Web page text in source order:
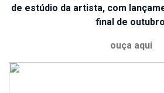
de estúdio da artista, com
final de
ouça aqui